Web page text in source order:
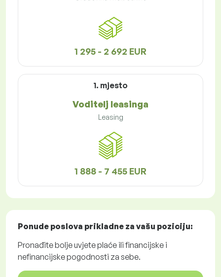
1 295 - 2 692 EUR
1. mjesto
Voditelj leasinga
Leasing
1 888 - 7 455 EUR
Ponude poslova prikladne za vašu poziciju:
Pronađite bolje uvjete plaće ili financijske i
nefinancijske pogodnosti za sebe.